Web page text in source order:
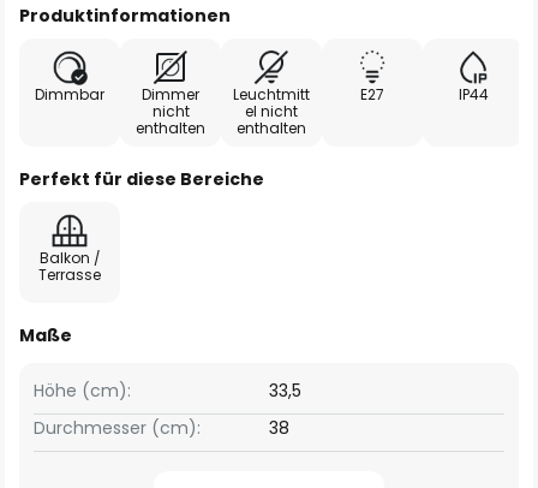
Produktinformationen
Dimmbar
Dimmer
nicht
enthalten
Leuchtmitt
el nicht
enthalten
E27 IP44
Perfekt für diese Bereiche
Balkon /
Terrasse
Maße
Höhe (cm):
33,5
Durchmesser (cm):
38